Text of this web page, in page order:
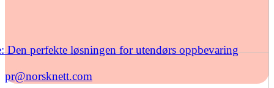
Den perfekte løsningen for utendørs oppbevaring
pr@norsknett.com